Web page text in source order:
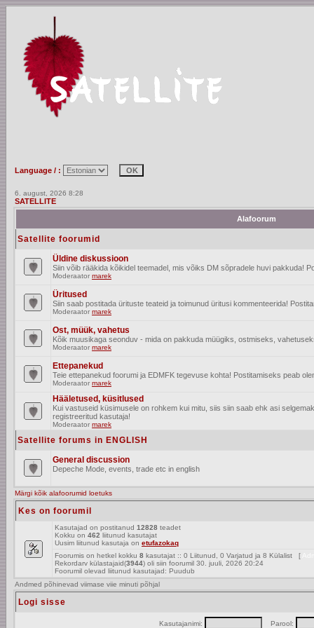
Language / :
6. august, 2026 8:28
SATELLITE
Alafoorum
Satellite foorumid
Üldine diskussioon
Siin võib rääkida kõikidel teemadel, mis võiks DM sõpradele huvi pakkuda!
Moderaator marek
Üritused
Siin saab postitada ürituste teateid ja toimunud üritusi kommenteerida!
Moderaator marek
Ost, müük, vahetus
Kõik muusikaga seonduv - mida on pakkuda müügiks, ostmiseks,
Moderaator marek
Ettepanekud
Teie ettepanekud foorumi ja EDMFK tegevuse kohta! Postitamiseks peab
Moderaator marek
Hääletused, küsitlused
Kui vastuseid küsimusele on rohkem kui mitu, siis siin saab ehk asi
registreeritud kasutaja!
Moderaator marek
Satellite forums in ENGLISH
General discussion
Depeche Mode, events, trade etc in english
Märgi kõik alafoorumid loetuks
Kes on foorumil
Kasutajad on postitanud 12828 teadet
Kokku on 462 liitunud kasutajat
Uusim liitunud kasutaja on etufazokaq
Foorumis on hetkel kokku 8 kasutajat :: 0 Liitunud, 0 Varjatud ja 8 Külalist [
Rekordarv külastajaid(3944) oli siin foorumil 30. juuli, 2026 20:24
Foorumil olevad liitunud kasutajad: Puudub
Andmed põhinevad viimase viie minuti põhjal
Logi sisse
Kasutajanimi: Parool: